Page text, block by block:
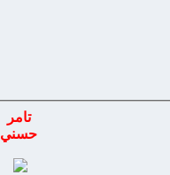
تامر
حسني